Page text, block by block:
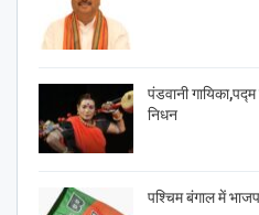
पंडवानी
निधन
पश्चिम बंगाल में